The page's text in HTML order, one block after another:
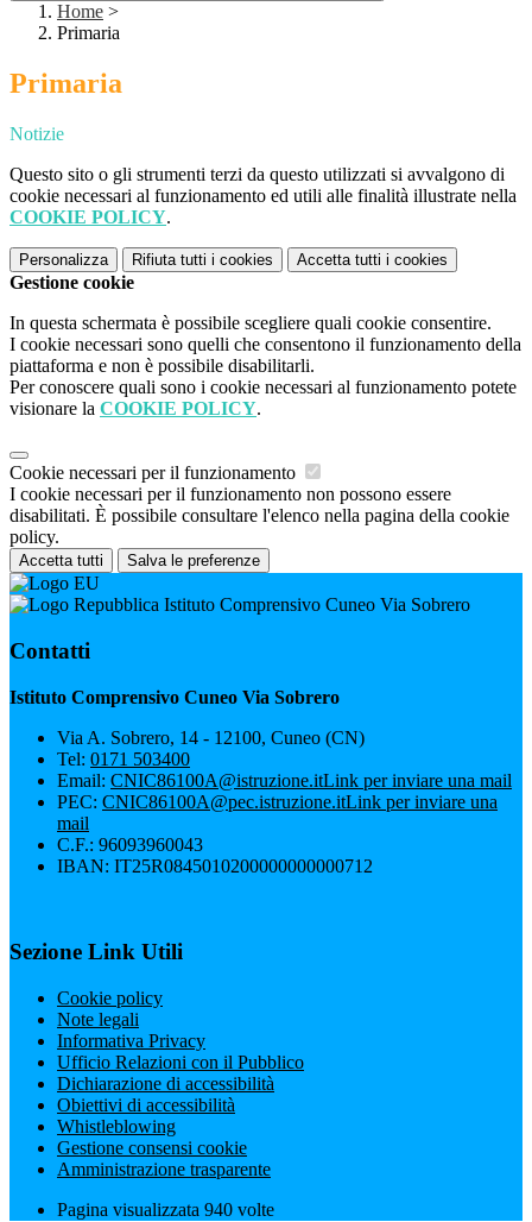
Home >
Primaria
Primaria
Notizie
Questo sito o gli strumenti terzi da questo utilizzati si avvalgono di
cookie necessari al funzionamento ed utili alle finalità illustrate nella
COOKIE POLICY.
Personalizza Rifiuta tutti i cookies Accetta tutti i cookies
Gestione cookie
In questa schermata è possibile scegliere quali cookie consentire.
I cookie necessari sono quelli che consentono il funzionamento della
piattaforma e non è possibile disabilitarli.
Per conoscere quali sono i cookie necessari al funzionamento potete
visionare la COOKIE POLICY.
Cookie necessari per il funzionamento
I cookie necessari per il funzionamento non possono essere
disabilitati. È possibile consultare l'elenco nella pagina della cookie
policy.
Accetta tutti Salva le preferenze
Istituto Comprensivo Cuneo Via Sobrero
Contatti
Istituto Comprensivo Cuneo Via Sobrero
Via A. Sobrero, 14 - 12100, Cuneo (CN)
Tel: 0171 503400
Email: CNIC86100A@istruzione.itLink per inviare una mail
PEC: CNIC86100A@pec.istruzione.itLink per inviare una
mail
C.F.: 96093960043
IBAN: IT25R0845010200000000000712
Sezione Link Utili
Cookie policy
Note legali
Informativa Privacy
Ufficio Relazioni con il Pubblico
Dichiarazione di accessibilità
Obiettivi di accessibilità
Whistleblowing
Gestione consensi cookie
Amministrazione trasparente
Pagina visualizzata 940 volte